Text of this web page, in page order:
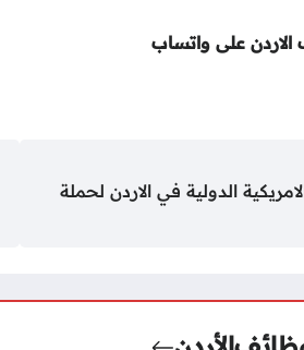
الاردن على واتساب
الدولية في الاردن لحملة